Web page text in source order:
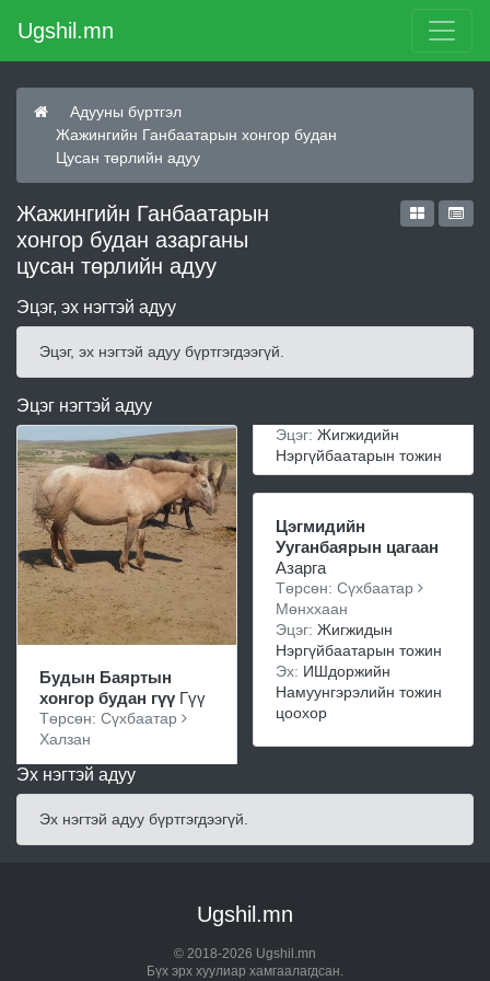
Ugshil.mn
Адууны бүртгэл
Жажингийн Ганбаатарын хонгор будан
Цусан төрлийн адуу
Жажингийн Ганбаатарын
хонгор будан азарганы
цусан төрлийн адуу
Эцэг, эх нэгтэй адуу
Эцэг, эх нэгтэй адуу бүртгэгдээгүй.
Эцэг нэгтэй адуу
Будын Баяртын
хонгор будан гүү Гүү
Төрсөн: Сүхбаатар
Халзан
Эцэг: Жигжидийн
Нэргүйбаатарын тожин
Цэгмидийн
Ууганбаярын цагаан
Азарга
Төрсөн: Сүхбаатар
Мөнххаан
Эцэг: Жигжидын
Нэргүйбаатарын тожин
Эх: ИШдоржийн
Намуунгэрэлийн тожин
цоохор
Эх нэгтэй адуу
Эх нэгтэй адуу бүртгэгдээгүй.
Ugshil.mn
© 2018-2026 Ugshil.mn
Бүх эрх хуулиар хамгаалагдсан.